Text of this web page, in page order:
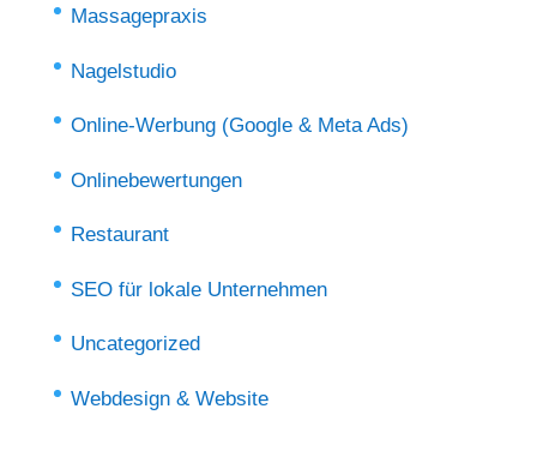
Massagepraxis
Nagelstudio
Online-Werbung (Google & Meta Ads)
Onlinebewertungen
Restaurant
SEO für lokale Unternehmen
Uncategorized
Webdesign & Website